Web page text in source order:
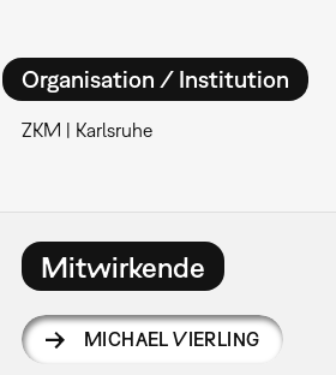
Organisation / Institution
ZKM | Karlsruhe
Mitwirkende
MICHAEL VIERLING